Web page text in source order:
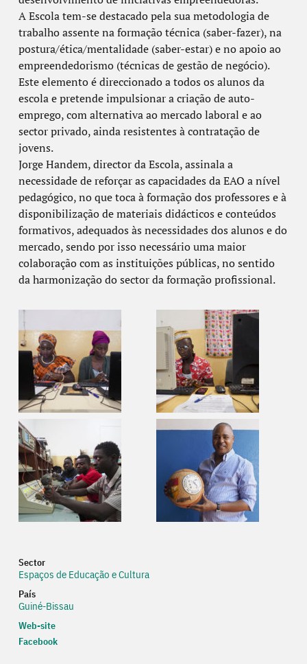
A Escola tem-se destacado pela sua metodologia de
trabalho assente na formação técnica (saber-fazer), na
postura/ética/mentalidade (saber-estar) e no apoio ao
empreendedorismo (técnicas de gestão de negócio).
Este elemento é direccionado a todos os alunos da
escola e pretende impulsionar a criação de auto-
emprego, com alternativa ao mercado laboral e ao
sector privado, ainda resistentes à contratação de
jovens.
Jorge Handem, director da Escola, assinala a
necessidade de reforçar as capacidades da EAO a nível
pedagógico, no que toca à formação dos professores e à
disponibilização de materiais didácticos e conteúdos
formativos, adequados às necessidades dos alunos e do
mercado, sendo por isso necessário uma maior
colaboração com as instituições públicas, no sentido
da harmonização do sector da formação profissional.
Sector
Espaços de Educação e Cultura
País
Guiné-Bissau
Web
Web-site
Facebook